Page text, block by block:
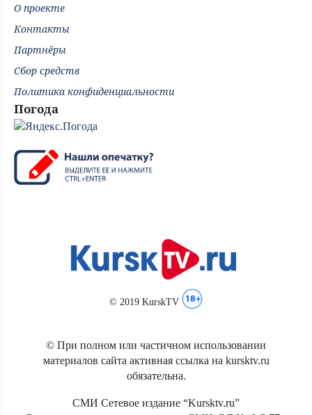
О проекте
Контакты
Партнёры
Сбор средств
Политика конфиденциальности
Погода
© 2019 KurskTV
© При полном или частичном использовании
материалов сайта активная ссылка на kursktv.ru
обязательна.
СМИ Сетевое издание “Kursktv.ru”